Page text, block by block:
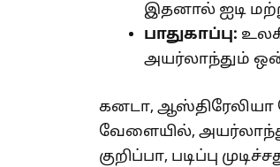
இதனால் ஐடி
பாதுகாப்பு:
அயர்லாந்தும்
கனடா, ஆஸ்திரேலியா
வேளையில்,
குறிப்பா, படிப்பு